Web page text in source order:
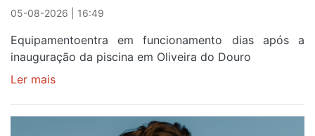
reforço
05-08-2026 | 16:49
Equipamentoentra em funcionamento dias após a
inauguração da piscina em Oliveira do Douro
Ler mais
no